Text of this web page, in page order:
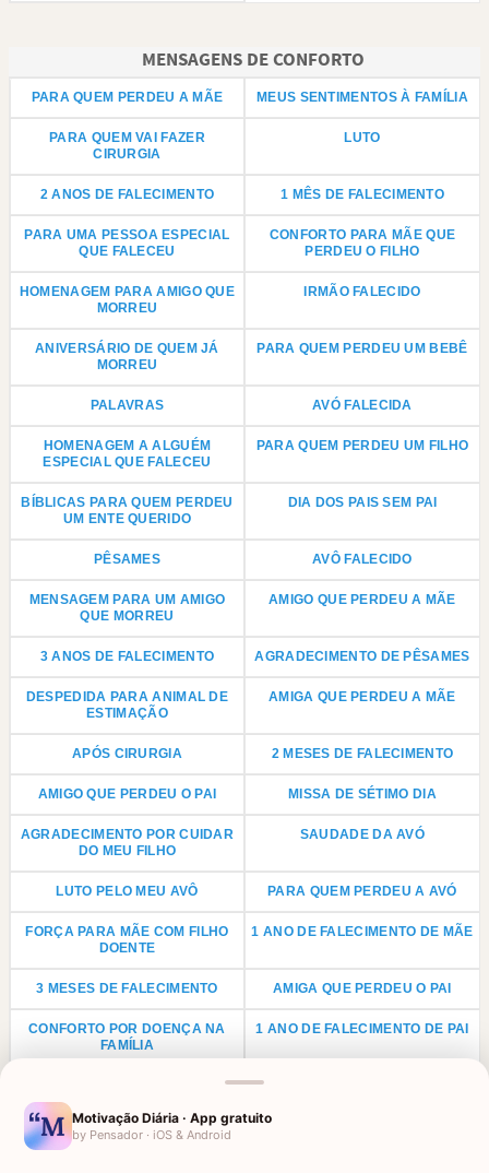
MENSAGENS DE CONFORTO
PARA QUEM PERDEU A MÃE MEUS SENTIMENTOS À FAMÍLIA
PARA QUEM VAI FAZER
CIRURGIA
LUTO
2 ANOS DE FALECIMENTO 1 MÊS DE FALECIMENTO
PARA UMA PESSOA ESPECIAL
QUE FALECEU
CONFORTO PARA MÃE QUE
PERDEU O FILHO
HOMENAGEM PARA AMIGO QUE
MORREU
IRMÃO FALECIDO
ANIVERSÁRIO DE QUEM JÁ
MORREU
PARA QUEM PERDEU UM BEBÊ
PALAVRAS AVÓ FALECIDA
HOMENAGEM A ALGUÉM
ESPECIAL QUE FALECEU
PARA QUEM PERDEU UM FILHO
BÍBLICAS PARA QUEM PERDEU
UM ENTE QUERIDO
DIA DOS PAIS SEM PAI
PÊSAMES AVÔ FALECIDO
MENSAGEM PARA UM AMIGO
QUE MORREU
AMIGO QUE PERDEU A MÃE
3 ANOS DE FALECIMENTO AGRADECIMENTO DE PÊSAMES
DESPEDIDA PARA ANIMAL DE
ESTIMAÇÃO
AMIGA QUE PERDEU A MÃE
APÓS CIRURGIA 2 MESES DE FALECIMENTO
AMIGO QUE PERDEU O PAI MISSA DE SÉTIMO DIA
AGRADECIMENTO POR CUIDAR
DO MEU FILHO
SAUDADE DA AVÓ
LUTO PELO MEU AVÔ PARA QUEM PERDEU A AVÓ
FORÇA PARA MÃE COM FILHO
DOENTE
1 ANO DE FALECIMENTO DE MÃE
3 MESES DE FALECIMENTO AMIGA QUE PERDEU O PAI
CONFORTO POR DOENÇA NA
FAMÍLIA
1 ANO DE FALECIMENTO DE PAI
LUTO POR UMA CRIANÇA
Motivação Diária · App gratuito
by Pensador · iOS & Android